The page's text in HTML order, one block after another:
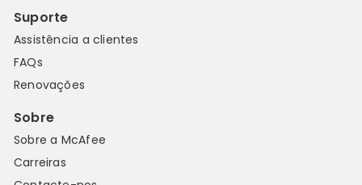
Suporte
Assistência a clientes
FAQs
Renovações
Sobre
Sobre a McAfee
Carreiras